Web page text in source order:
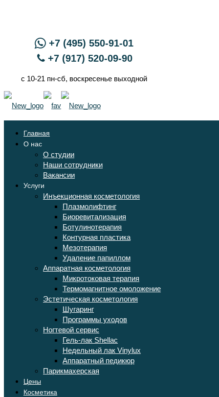
+7 (495) 550-91-01
+7 (917) 520-09-90
с 10-21 пн-сб, воскресенье выходной
Главная
О нас
О студии
Наши сотрудники
Вакансии
Услуги
Инъекционная косметология
Плазмолифтинг
Биоревитализация
Ботулинотерапия
Контурная пластика
Мезотерапия
Удаление папиллом
Аппаратная косметология
Микротоковая терапия
Термомагнитное омоложение
Эстетическая косметология
Шугаринг
Программы уходов
Ногтевой сервис
Гель-лак Shellac
Недельный лак Vinylux
Аппаратный педикюр
Парикмахерская
Цены
Косметика